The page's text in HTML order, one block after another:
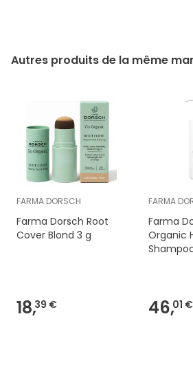
Autres produits de la même
FARMA DORSCH
Farma Dorsch Root
Cover Blond 3 g
18,39 €
FARMA
Farma
Organic
46,01 €